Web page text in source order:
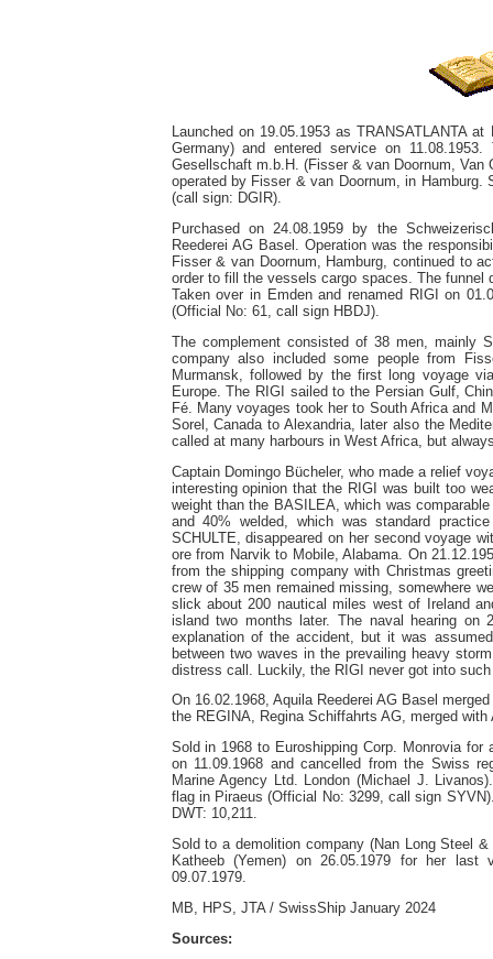
Launched on 19.05.1953 as TRANSATLANTA
Germany) and entered service on
Gesellschaft m.b.H. (Fisser & van Doornum, Van
operated by Fisser & van Doornum, in Hamburg.
(call sign: DGIR).
Purchased on 24.08.1959 by the
Reederei AG Basel. Operation was the
Fisser & van Doornum, Hamburg, continued to
order to fill the vessels cargo spaces. The funnel
Taken over in Emden and renamed RIGI on
(Official No: 61, call sign HBDJ).
The complement consisted of 38 men, mainly
company also included some people from
Murmansk, followed by the first long voyage
Europe. The RIGI sailed to the Persian Gulf,
Fé. Many voyages took her to South Africa and
Sorel, Canada to Alexandria, later also the
called at many harbours in West Africa, but
Captain Domingo Bücheler, who made a relief
interesting opinion that the RIGI was built too
weight than the BASILEA, which was
and 40% welded, which was standard
SCHULTE, disappeared on her second voyage
ore from Narvik to Mobile, Alabama. On
from the shipping company with Christmas
crew of 35 men remained missing, somewhere
slick about 200 nautical miles west of Ireland
island two months later. The naval hearing on
explanation of the accident, but it was
between two waves in the prevailing heavy
distress call. Luckily, the RIGI never got into
On 16.02.1968, Aquila Reederei AG Basel
the REGINA, Regina Schiffahrts AG, merged with
Sold in 1968 to Euroshipping Corp. Monrovia for
on 11.09.1968 and cancelled from the Swiss
Marine Agency Ltd. London (Michael J.
flag in Piraeus (Official No: 3299, call sign
DWT: 10,211.
Sold to a demolition company (Nan Long Steel
Katheeb (Yemen) on 26.05.1979 for her
09.07.1979.
MB, HPS, JTA / SwissShip January 2024
Sources: